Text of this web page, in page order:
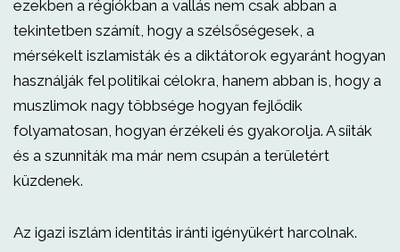
ezekben a régiókban a vallás nem csak abban a
tekintetben számít, hogy a szélsőségesek, a
mérsékelt iszlamisták és a diktátorok egyaránt hogyan
használják fel politikai célokra, hanem abban is, hogy a
muszlimok nagy többsége hogyan fejlődik
folyamatosan, hogyan érzékeli és gyakorolja. A síiták
és a szunniták ma már nem csupán a területért
küzdenek.
Az igazi iszlám identitás iránti igényükért harcolnak.